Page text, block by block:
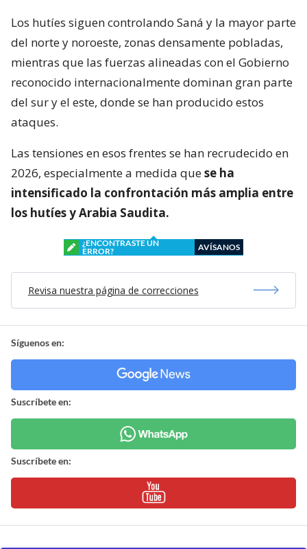
Los hutíes siguen controlando Saná y la mayor parte
del norte y noroeste, zonas densamente pobladas,
mientras que las fuerzas alineadas con el Gobierno
reconocido internacionalmente dominan gran parte
del sur y el este, donde se han producido estos
ataques.
Las tensiones en esos frentes se han recrudecido en
2026, especialmente a medida quese ha
intensificado la confrontación más amplia entre
los hutíes y Arabia Saudita.
¿ENCONTRASTE UN
ERROR?
AVÍSANOS
Revisa nuestra página de correcciones
Síguenos en:
Suscríbete en:
Suscríbete en: